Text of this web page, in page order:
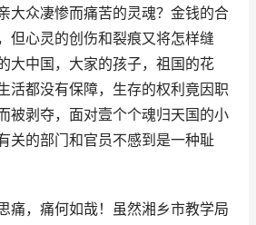
大众凄惨而痛苦的灵魂？金钱的合
但心灵的创伤和裂痕又将怎样缝
大中国，大家的孩子，祖国的花
活都没有保障，生存的权利竟因职
被剥夺，面对壹个个魂归天国的小
关的部门和官员不感到是一种耻
痛，痛何如哉！虽然湘乡市教学局